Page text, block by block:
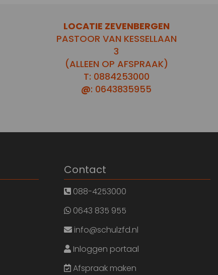
LOCATIE ZEVENBERGEN
PASTOOR VAN KESSELLAAN
3
(ALLEEN OP AFSPRAAK)
T: 0884253000
@: 0643835955
Contact
088-4253000
0643 835 955
info@schulzfd.nl
Inloggen portaal
Afspraak maken